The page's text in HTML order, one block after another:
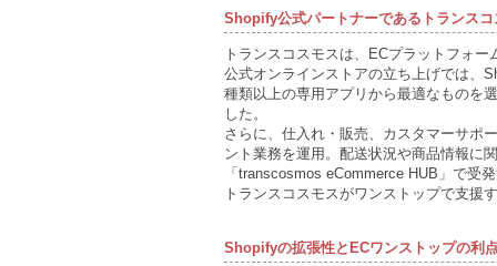
Shopify公式パートナーであるトランス
トランスコスモスは、ECプラットフォ
公式オンラインストアの立ち上げでは、
種類以上の専用アプリから最適なものを
した。
さらに、仕入れ・販売、カスタマーサポ
ント業務を運用。配送状況や商品情報に
「transcosmos eCommerce HUB」で受
トランスコスモスがワンストップで支援
Shopifyの拡張性とECワンストップの利